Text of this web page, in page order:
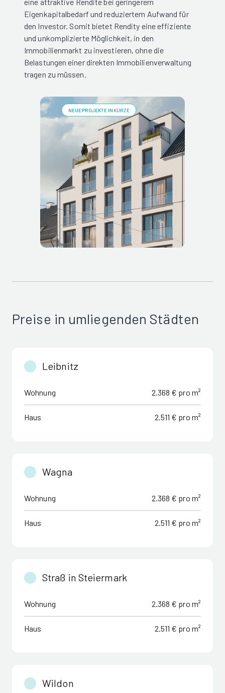
Eigenkapitalbedarf und reduziertem Aufwand für
den Investor. Somit bietet Rendity eine effiziente
und unkomplizierte Möglichkeit, in den
Immobilienmarkt zu investieren, ohne die
Belastungen einer direkten Immobilienverwaltung
tragen zu müssen.
NEUE PROJEKTE IN KÜRZE
Preise in umliegenden Städten
Leibnitz
Wohnung 2.368 € pro m²
Haus 2.511 € pro m²
Wagna
Wohnung 2.368 € pro m²
Haus 2.511 € pro m²
Straß in Steiermark
Wohnung 2.368 € pro m²
Haus 2.511 € pro m²
Wildon